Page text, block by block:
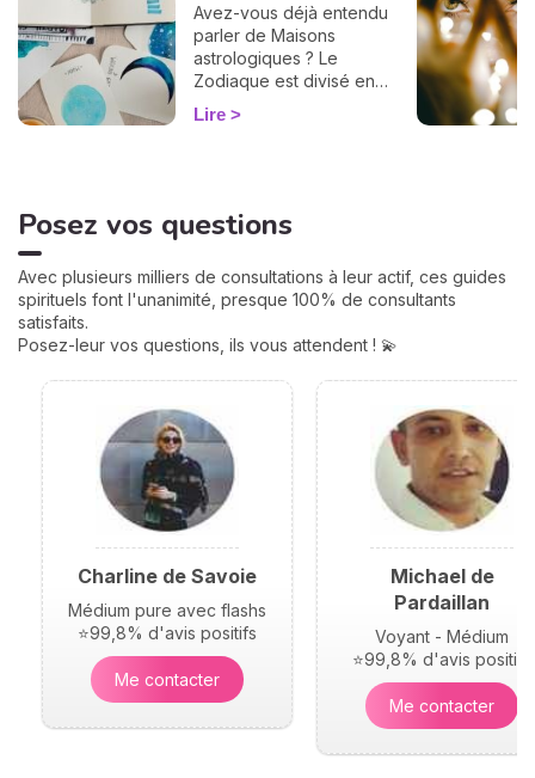
Avez-vous déjà entendu
parler de Maisons
astrologiques ? Le
Zodiaque est divisé en
douze Maisons et chacune
correspond à une sphère
naissance, elles jouent un
rôle très important pour
personnalité et votre avenir.
Voici leurs significations !
Lire
Posez vos questions
Avec plusieurs milliers de consultations à leur actif, ces guides
spirituels font l'unanimité, presque 100% de consultants
satisfaits.
Posez-leur vos questions, ils vous attendent ! 💫
Charline de Savoie
Médium pure avec flashs
⭐99,8% d'avis positifs
Me contacter
Michael de
Pardaillan
Voyant - Médium
⭐99,8% d'avis positifs
Me contacter